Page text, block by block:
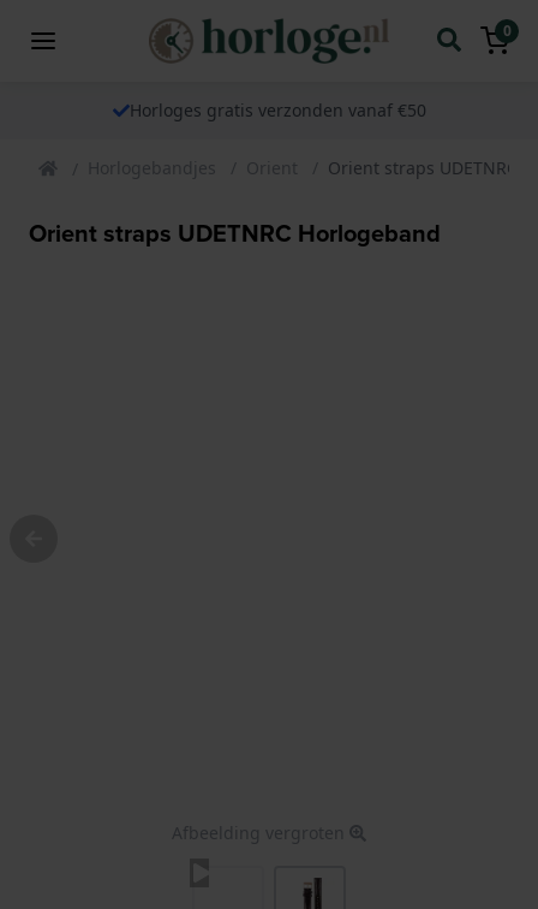
0
Horloges gratis verzonden vanaf €50
Horlogebandjes Orient Orient straps UDETNRC
Orient straps UDETNRC Horlogeband
Afbeelding vergroten